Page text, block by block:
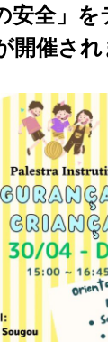
安全」
開催され